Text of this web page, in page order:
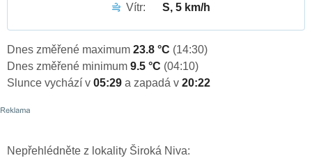
Vítr:
S, 5 km/h
Dnes změřené maximum 23.8 °C (14:30)
Dnes změřené minimum 9.5 °C (04:10)
Slunce vychází v 05:29 a zapadá v 20:22
Nepřehlédněte z lokality Široká Niva: